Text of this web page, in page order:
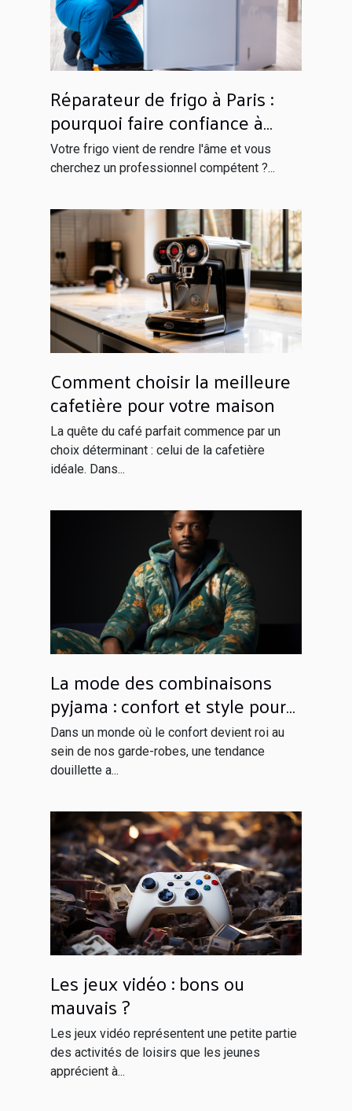
Réparateur de frigo à Paris :
pourquoi faire confiance à
Globals Services ?
Votre frigo vient de rendre l'âme et vous
cherchez un professionnel compétent ?...
Comment choisir la meilleure
cafetière pour votre maison
La quête du café parfait commence par un
choix déterminant : celui de la cafetière
idéale. Dans...
La mode des combinaisons
pyjama : confort et style pour
rester à la maison
Dans un monde où le confort devient roi au
sein de nos garde-robes, une tendance
douillette a...
Les jeux vidéo : bons ou
mauvais ?
Les jeux vidéo représentent une petite partie
des activités de loisirs que les jeunes
apprécient à...